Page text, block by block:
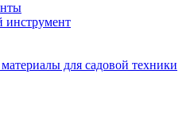
для садовой техники